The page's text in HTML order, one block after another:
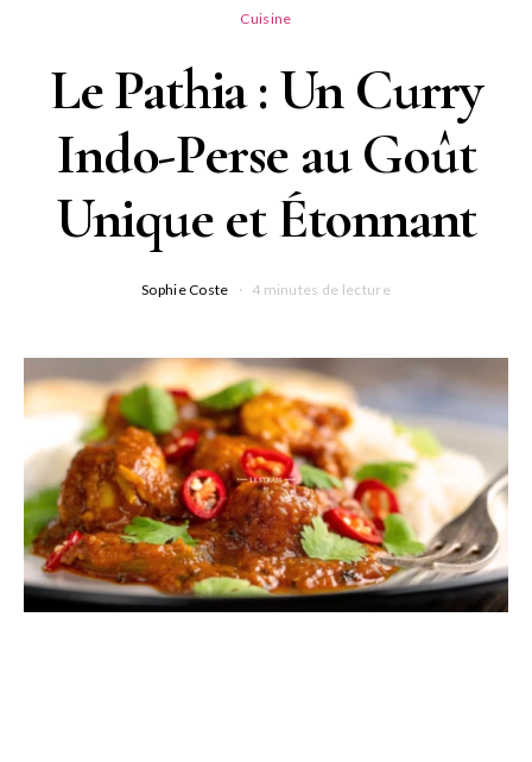
Cuisine
Le Pathia : Un Curry
Indo-Perse au Goût
Unique et Étonnant
Sophie Coste 4 minutes de lecture